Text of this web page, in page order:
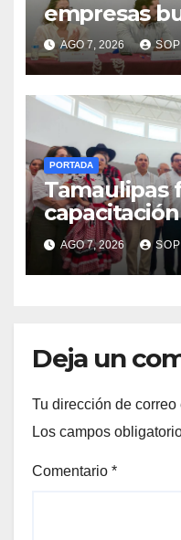
empresas
terminen
AGO 7, 2026
PORTADA
Tamaulipas
responder a
inversión
AGO 7, 2026
Deja un
Tu dirección de
Los campos
Comentario *